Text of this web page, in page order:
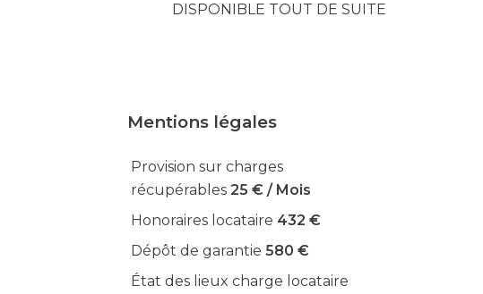
DISPONIBLE TOUT DE SUITE
Mentions légales
Provision sur charges
récupérables 25 € / Mois
Honoraires locataire 432 €
Dépôt de garantie 580 €
État des lieux charge locataire